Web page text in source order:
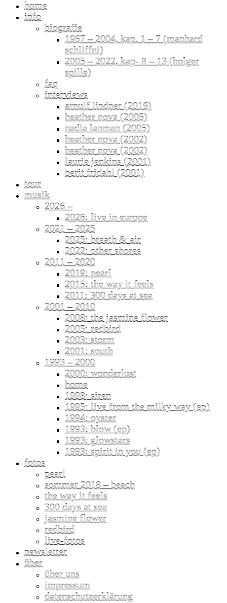
home
info
biografie
1967 – 2004, kap. 1 – 7 (manhard
schliffni)
2005 – 2022, kap- 8 – 13 (holger
spille)
faq
interviews
arnulf lindner (2016)
heather nova (2005)
nadia lanman (2005)
heather nova (2002)
heather nova (2002)
laurie jenkins (2001)
berit fridahl (2001)
tour
musik
2026 –
2026: live in europe
2021 – 2025
2025: breath & air
2022: other shores
2011 – 2020
2019: pearl
2015: the way it feels
2011: 300 days at sea
2001 – 2010
2008: the jasmine flower
2005: redbird
2003: storm
2001: south
1993 – 2000
2000: wonderlust
home
1998: siren
1995: live from the milky way (ep)
1994: oyster
1993: blow (ep)
1993: glowstars
1993: spirit in you (ep)
fotos
pearl
sommer 2018 – beach
the way it feels
300 days at sea
jasmine flower
redbird
live-fotos
newsletter
über
über uns
impressum
datenschutzerklärung